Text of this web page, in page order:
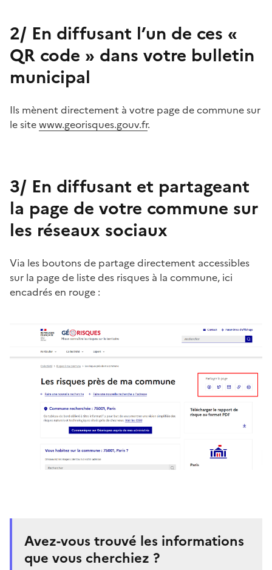
2/ En diffusant l’un de ces «
QR code » dans votre bulletin
municipal
Ils mènent directement à votre page de commune sur
le sitewww.georisques.gouv.fr.
3/ En diffusant et partageant
la page de votre commune sur
les réseaux sociaux
Via les boutons de partage directement accessibles
sur la page de liste des risques à la commune, ici
encadrés en rouge :
Avez-vous trouvé les informations
que vous cherchiez ?